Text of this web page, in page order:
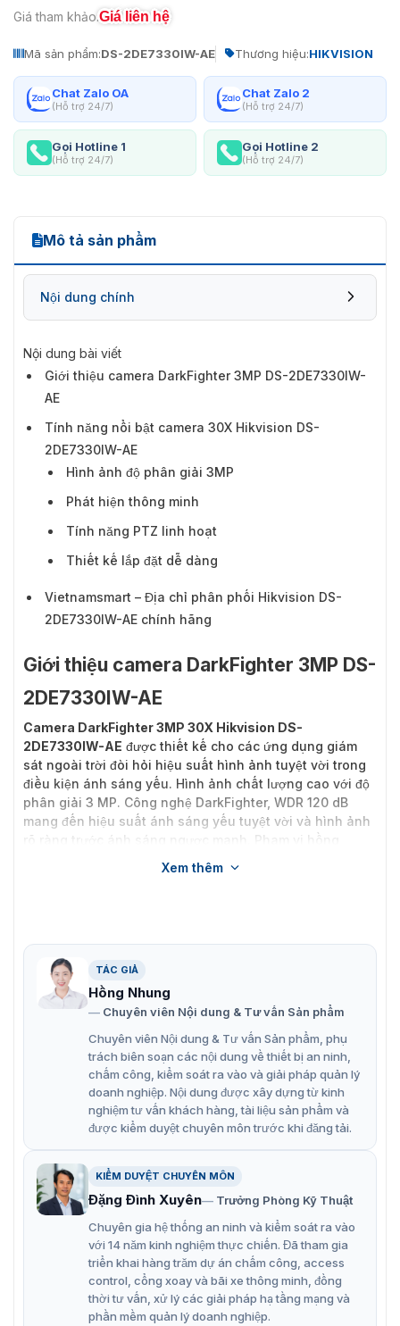
Giá tham khảo:Giá liên hệ
Mã sản phẩm:DS-2DE7330IW-AE Thương hiệu:HIKVISION
Chat Zalo OA
(Hỗ trợ 24/7)
Chat Zalo 2
(Hỗ trợ 24/7)
Gọi Hotline 1
(Hỗ trợ 24/7)
Gọi Hotline 2
(Hỗ trợ 24/7)
Mô tả sản phẩm
Nội dung chính
Tính năng nổi bật camera 30X Hikvision DS-
Nội dung bài viết
Giới thiệu camera DarkFighter 3MP DS-2DE7330IW-
AE
Tính năng nổi bật camera 30X Hikvision DS-
2DE7330IW-AE
Hình ảnh độ phân giải 3MP
Phát hiện thông minh
Tính năng PTZ linh hoạt
Thiết kế lắp đặt dễ dàng
Vietnamsmart – Địa chỉ phân phối Hikvision DS-
2DE7330IW-AE chính hãng
Giới thiệu camera DarkFighter 3MP DS-
2DE7330IW-AE
Camera DarkFighter 3MP 30X Hikvision DS-
2DE7330IW-AE được thiết kế cho các ứng dụng giám
sát ngoài trời đòi hỏi hiệu suất hình ảnh tuyệt vời trong
điều kiện ánh sáng yếu. Hình ảnh chất lượng cao với độ
phân giải 3 MP. Công nghệ DarkFighter, WDR 120 dB
mang đến hiệu suất ánh sáng yếu tuyệt vời và hình ảnh
rõ ràng trước ánh sáng ngược mạnh. Phạm vi hồng
và nghiêng linh hoạt cho phép người dùng giám sát khu
Camera DarkFighter 3MP 30X Hikvision DS-2DE7330IW-AE
Tính năng nổi bật camera 30X
Hikvision DS-2DE7330IW-AE
Hình ảnh độ phân giải 3MP
Độ phân giải 3MP (2048 x 1536) cho hình ảnh sắc nét,
Xem thêm
TÁC GIẢ
Hồng Nhung
Chuyên viên Nội dung & Tư vấn Sản phẩm
Chuyên viên Nội dung & Tư vấn Sản phẩm, phụ
trách biên soạn các nội dung về thiết bị an ninh,
chấm công, kiểm soát ra vào và giải pháp quản lý
doanh nghiệp. Nội dung được xây dựng từ kinh
nghiệm tư vấn khách hàng, tài liệu sản phẩm và
được kiểm duyệt chuyên môn trước khi đăng tải.
KIỂM DUYỆT CHUYÊN MÔN
Đặng Đình Xuyên
Trưởng Phòng Kỹ Thuật
Chuyên gia hệ thống an ninh và kiểm soát ra vào
với 14 năm kinh nghiệm thực chiến. Đã tham gia
triển khai hàng trăm dự án chấm công, access
control, cổng xoay và bãi xe thông minh, đồng
thời tư vấn, xử lý các giải pháp hạ tầng mạng và
phần mềm quản lý doanh nghiệp.